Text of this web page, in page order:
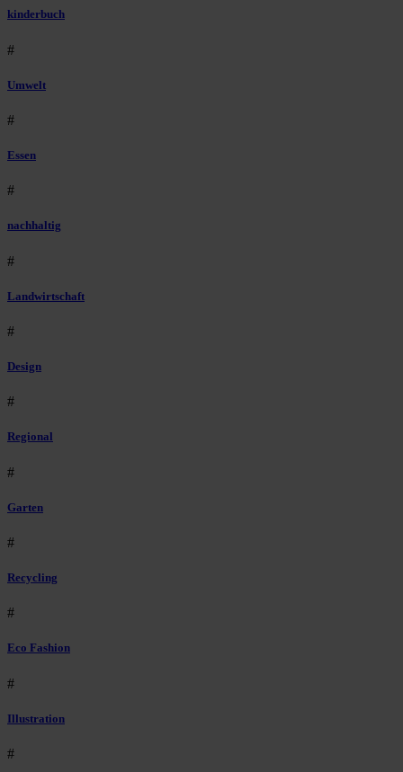
kinderbuch
#
Umwelt
#
Essen
#
nachhaltig
#
Landwirtschaft
#
Design
#
Regional
#
Garten
#
Recycling
#
Eco Fashion
#
Illustration
#